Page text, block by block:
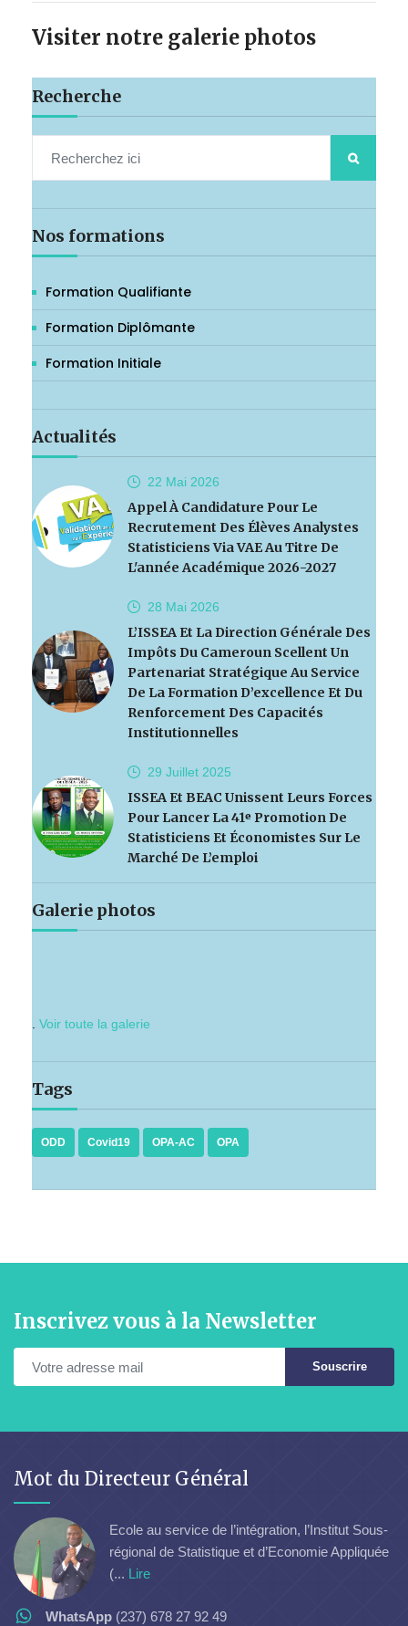
Visiter notre galerie photos
Recherche
Nos formations
Formation Qualifiante
Formation Diplômante
Formation Initiale
Actualités
22 Mai 2026
Appel À Candidature Pour Le
Recrutement Des Élèves Analystes
Statisticiens Via VAE Au Titre De
L'année Académique 2026-2027
28 Mai 2026
L’ISSEA Et La Direction Générale Des
Impôts Du Cameroun Scellent Un
Partenariat Stratégique Au Service
De La Formation D’excellence Et Du
Renforcement Des Capacités
Institutionnelles
29 Juillet 2025
ISSEA Et BEAC Unissent Leurs Forces
Pour Lancer La 41ᵉ Promotion De
Statisticiens Et Économistes Sur Le
Marché De L’emploi
Galerie photos
. Voir toute la galerie
Tags
ODD Covid19 OPA-AC OPA
Inscrivez vous à la Newsletter
Souscrire
Mot du Directeur Général
Ecole au service de l’intégration, l’Institut Sous-
régional de Statistique et d’Economie Appliquée
(... Lire
WhatsApp (237) 678 27 92 49